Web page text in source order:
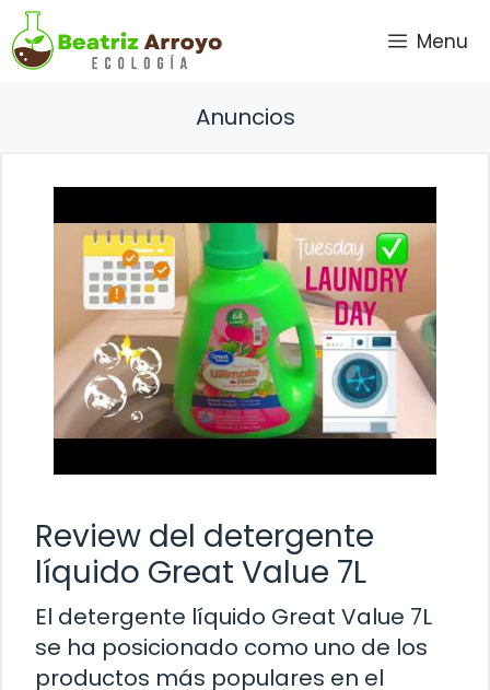
Saltar
al
contenido
Menu
Anuncios
Review del detergente
líquido Great Value 7L
El detergente líquido Great Value 7L
se ha posicionado como uno de los
productos más populares en el